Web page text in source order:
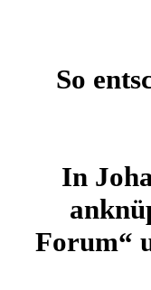
So
In
Forum“